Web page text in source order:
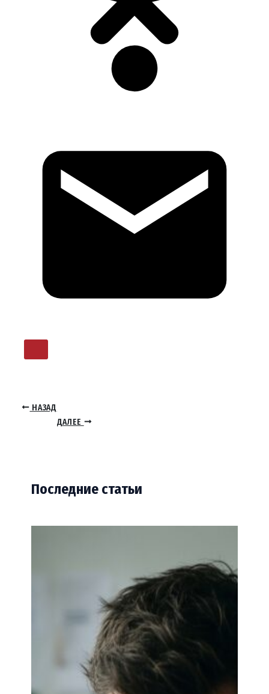
НАЗАД
ДАЛЕЕ
Последние статьи